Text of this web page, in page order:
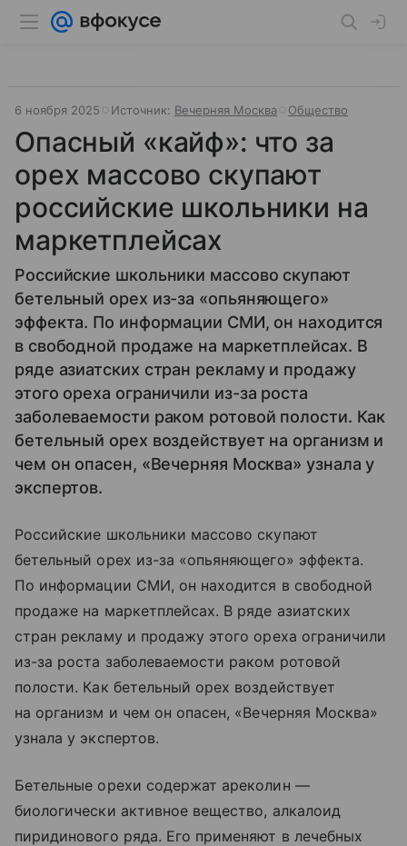
6 ноября 2025 Источник: Вечерняя Москва Общество
Опасный «кайф»: что за
орех массово скупают
российские школьники на
маркетплейсах
Российские школьники массово скупают
бетельный орех из-за «опьяняющего»
эффекта. По информации СМИ, он находится
в свободной продаже на маркетплейсах. В
ряде азиатских стран рекламу и продажу
этого ореха ограничили из-за роста
заболеваемости раком ротовой полости. Как
бетельный орех воздействует на организм и
чем он опасен, «Вечерняя Москва» узнала у
экспертов.
Российские школьники массово скупают
бетельный орех из-за «опьяняющего» эффекта.
По информации СМИ, он находится в свободной
продаже на маркетплейсах. В ряде азиатских
стран рекламу и продажу этого ореха ограничили
из-за роста заболеваемости раком ротовой
полости. Как бетельный орех воздействует
на организм и чем он опасен, «Вечерняя Москва»
узнала у экспертов.
Бетельные орехи содержат ареколин —
биологически активное вещество, алкалоид
пиридинового ряда. Его применяют в лечебных